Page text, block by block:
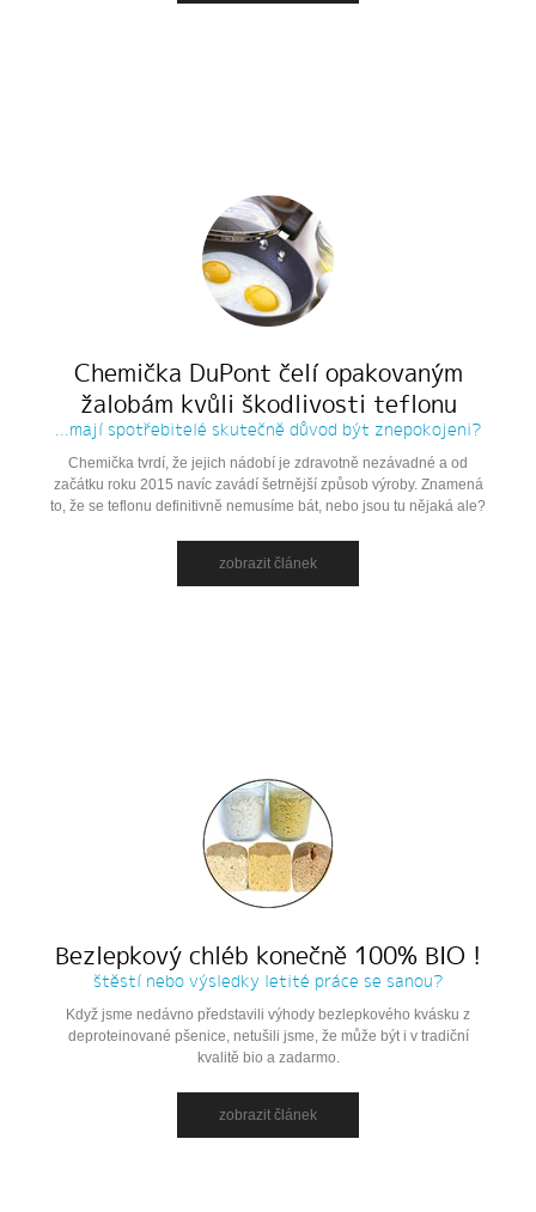
Chemička DuPont čelí opakovaným
žalobám kvůli škodlivosti teflonu
...mají spotřebitelé skutečně důvod být znepokojeni?
Chemička tvrdí, že jejich nádobí je zdravotně nezávadné a od
začátku roku 2015 navíc zavádí šetrnější způsob výroby. Znamená
to, že se teflonu definitivně nemusíme bát, nebo jsou tu nějaká ale?
zobrazit článek
Bezlepkový chléb konečně 100% BIO !
štěstí nebo výsledky letité práce se sanou?
Když jsme nedávno představili výhody bezlepkového kvásku z
deproteinované pšenice, netušili jsme, že může být i v tradiční
kvalitě bio a zadarmo.
zobrazit článek